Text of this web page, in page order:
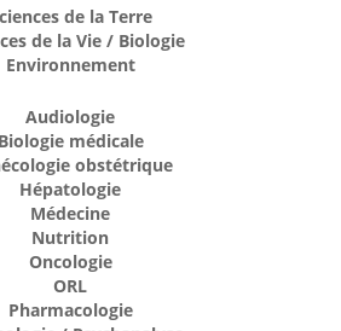
de la Terre
de la Vie / Biologie
Environnement
Audiologie
Biologie médicale
obstétrique
Hépatologie
Médecine
Nutrition
Oncologie
ORL
Pharmacologie